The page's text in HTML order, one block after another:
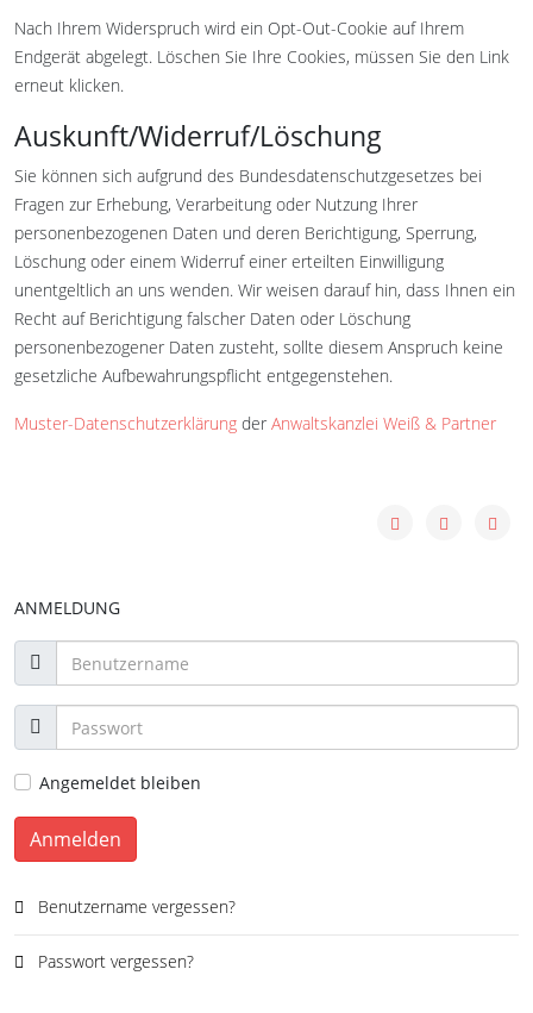
Nach Ihrem Widerspruch wird ein Opt-Out-Cookie auf Ihrem
Endgerät abgelegt. Löschen Sie Ihre Cookies, müssen Sie den Link
erneut klicken.
Auskunft/Widerruf/Löschung
Sie können sich aufgrund des Bundesdatenschutzgesetzes bei
Fragen zur Erhebung, Verarbeitung oder Nutzung Ihrer
personenbezogenen Daten und deren Berichtigung, Sperrung,
Löschung oder einem Widerruf einer erteilten Einwilligung
unentgeltlich an uns wenden. Wir weisen darauf hin, dass Ihnen ein
Recht auf Berichtigung falscher Daten oder Löschung
personenbezogener Daten zusteht, sollte diesem Anspruch keine
gesetzliche Aufbewahrungspflicht entgegenstehen.
Muster-Datenschutzerklärung der Anwaltskanzlei Weiß & Partner
ANMELDUNG
Angemeldet bleiben
Anmelden
Benutzername vergessen?
Passwort vergessen?